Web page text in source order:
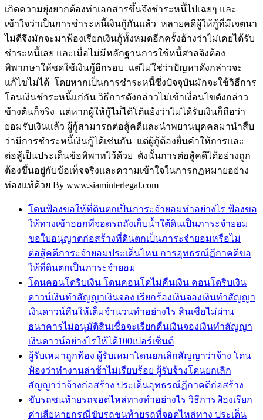
เกิดความยุ่งยากต้องทำเอกสารขึ้นจึงชำระหนี้ไปเฉยๆ และ
เข้าใจว่าเป็นการชำระหนี้เงินกู้กันแล้ว หลายคดีผู้ให้กู้ที่มีเจตนา
ไม่ดีจึงมักจะมาฟ้องเรียกเงินกู้ทั้งหมดอีกครั้งอ้างว่าไม่เคยได้รับ
ชำระหนี้เลย และเมื่อไม่มีหลักฐานการใช้หนี้ศาลจึงต้อง
พิพากษาให้ชดใช้เงินกู้อีกรอบ แต่ไม่ใช่ว่าปัญหาดังกล่าวจะ
แก้ไขไม่ได้ โดยหากเป็นการชำระหนี้ซึ่งปัจจุบันมักจะใช้วิธีการ
โอนเงินชำระหนี้แก่กัน วิธีการดังกล่าวไม่เข้าเงื่อนไขดังกล่าว
ข้างต้นก็จริง แต่หากผู้ให้กู้ไม่่ได้โต้แย้งว่าไม่ได้รับเงินก็ถือว่า
ยอมรับเงินแล้ว ผู้กู้สามารถต่อสู้คดีและนำพยานบุคคลมานำสืบ
ว่ามีการชำระหนี้เงินกู้ได้เช่นกัน แต่ผู้กู้ต้องยื่นคำให้การและ
ต่อสู้เป็นประเด็นข้อพิพาทไว้ด้วย ดังนั้นการต่อสู้คดีได้อย่างถูก
ต้องขึ้นอยู่กับข้อเท็จจริงและความเข้าใจในการกฏหมายอย่าง
ท่องแท้ด้วย By www.siaminterlegal.com
โดนฟ้องขอให้ที่ดินตกเป็นภาระจำยอมทำอย่างไร ฟ้องขอ
ให้ทางเข้าออกที่จอดรถถังเก็บน้ำใต้ดินเป็นภาระจำยอม
ขอใบอนุญาตก่อสร้างที่ดินตกเป็นภาระจำยอมหรือไม่
ต่อสู้คดีภาระจำยอมประเด็นไหน การอุทธรณ์ฏีกาคดีขอ
ให้ที่ดินตกเป็นภาระจำยอม
โดนคอนโดริบเงิน โดนคอนโดไม่คืนเงิน คอนโดริบเงิน
ดาวน์เงินทำสัญญาเงินจอง เรียกร้องเงินจองเงินทำสัญญา
เงินดาวน์คืนให้เต็มจำนวนทำอย่างไร สินเชื่อไม่ผ่าน
ธนาคารไม่อนุมัติสินเชื่อจะเรียกคืนเงินจองเงินทำสัญญา
เงินดาวน์อย่างไรให้ได้100เปอร์เซ็นต์
ผู้รับเหมาถูกฟ้อง ผู้รับเหมาโดนยกเลิกสัญญาว่าจ้าง โดน
ฟ้องว่าทำงานล่าช้าไม่เรียบร้อย ผู้รับจ้างโดนยกเลิก
สัญญาว่าจ้างก่อสร้าง ประเด็นอุทธรณ์ฏีกาคดีก่อสร้าง
ขับรถชนท้ายรถจอดไหล่ทางทำอย่างไร วิธีการฟ้องเรียก
ค่าเสียหายกรณีขับรถชนท้ายรถที่จอดไหล่ทาง ประเด็น